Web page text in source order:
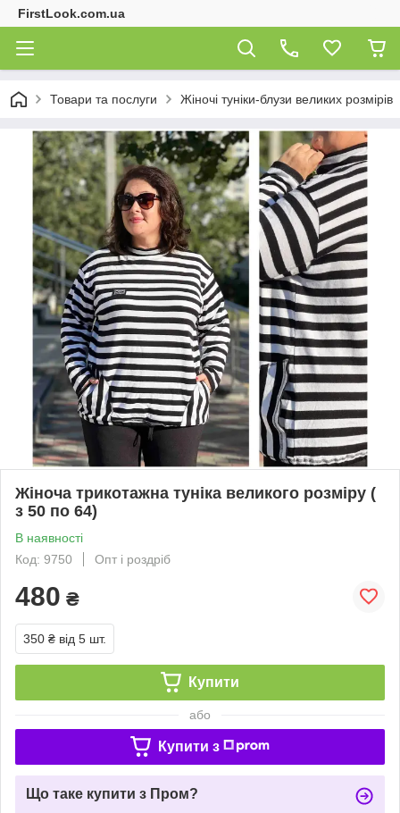
FirstLook.com.ua
Товари та послуги Жіночі туніки-блузи великих розмірів
Жіноча трикотажна туніка великого розміру (
з 50 по 64)
В наявності
Код: 9750
Опт і роздріб
480 ₴
350 ₴ від 5 шт.
Купити
або
Купити з
Що таке купити з Пром?